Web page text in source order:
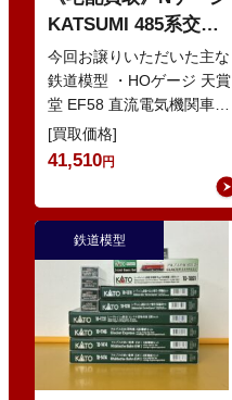
KATSUMI 485系交直
流特急型電車 などの
鉄道模型
今回お譲りいただいた主な
鉄道模型 ・HOゲージ 天賞
堂 EF58 直流電気機関車
・Nゲージ KATO 10-386
285系0番…
[買取価格]
41,510円
鉄道模型